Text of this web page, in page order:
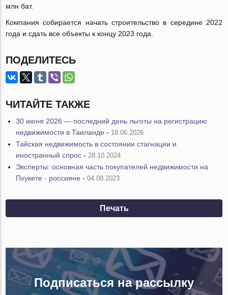
млн бат.
Компания собирается начать строительство в середине 2022
года и сдать все объекты к концу 2023 года.
ПОДЕЛИТЕСЬ
ЧИТАЙТЕ ТАКЖЕ
30 июня 2026 — последний день льготы на регистрацию
недвижимости в Таиланде - 18.06.2026
Тайская недвижимость в состоянии стагнации и
иностранный спрос - 28.10.2024
Эксперты: основная часть покупателей недвижимости на
Пхукете - россияне -04.08.2023
Печать
Подписаться на рассылку